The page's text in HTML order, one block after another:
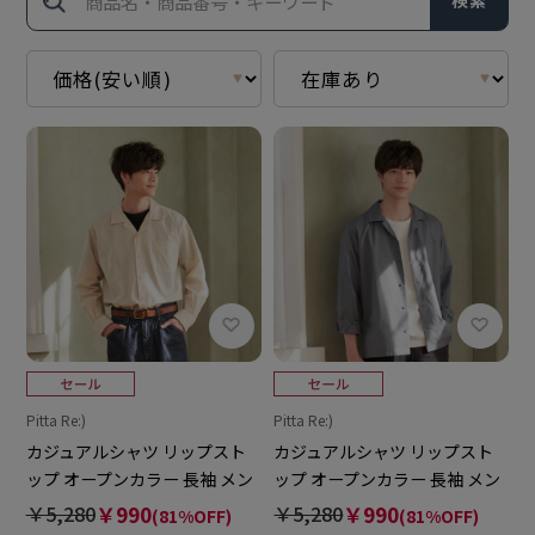
Pitta Re:)
カジュアルシャツ リップスト
ップ オープンカラー 長袖 メン
ズ
￥5,280￥990(81%OFF)
Pitta Re:)
カジュアルシャツ リップスト
ップ オープンカラー 長袖 メン
ズ
￥5,280￥990(81%OFF)